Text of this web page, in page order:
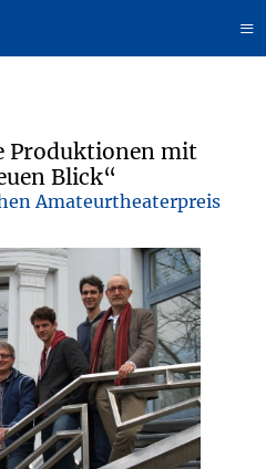
≡
Produktionen mit
Blick“
Amateurtheaterpreis